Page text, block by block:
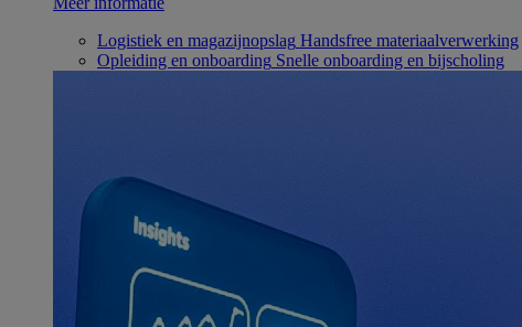
Logistiek en magazijnopslag Handsfree materiaalverwerking
Opleiding en onboarding Snelle onboarding en bijscholing